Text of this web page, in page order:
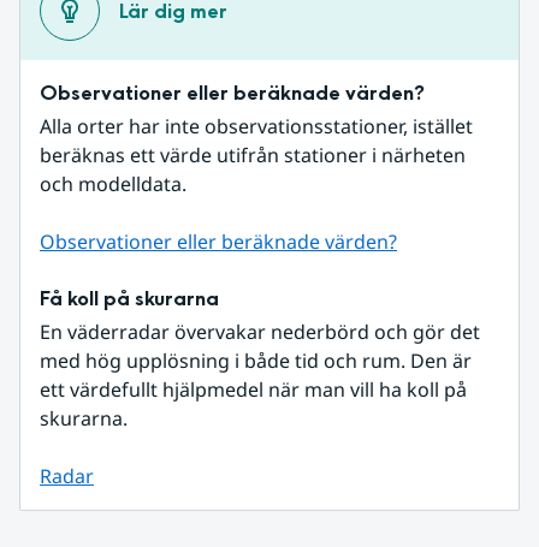
Lär dig mer
Observationer eller beräknade värden?
Alla orter har inte observationsstationer, istället
beräknas ett värde utifrån stationer i närheten
och modelldata.
Observationer eller beräknade värden?
Få koll på skurarna
En väderradar övervakar nederbörd och gör det
med hög upplösning i både tid och rum. Den är
ett värdefullt hjälpmedel när man vill ha koll på
skurarna.
Radar